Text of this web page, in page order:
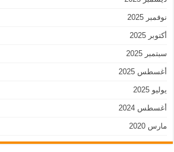
نوفمبر 2025
أكتوبر 2025
سبتمبر 2025
أغسطس 2025
يوليو 2025
أغسطس 2024
مارس 2020